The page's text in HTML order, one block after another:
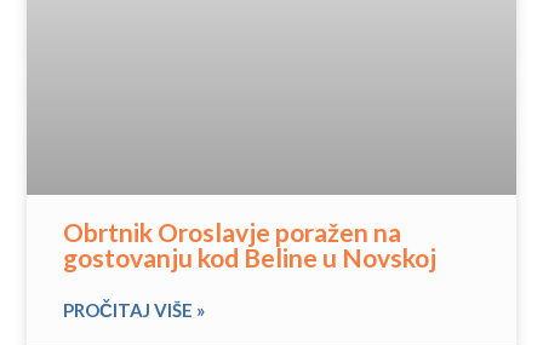
Obrtnik Oroslavje poražen na
gostovanju kod Beline u Novskoj
PROČITAJ VIŠE »